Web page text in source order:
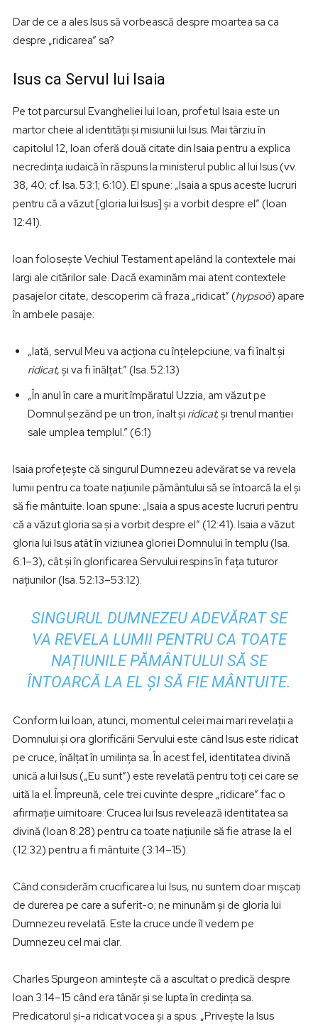
Dar de ce a ales Isus să vorbească despre moartea sa ca
despre „ridicarea” sa?
Isus ca Servul lui Isaia
Pe tot parcursul Evangheliei lui Ioan, profetul Isaia este un
martor cheie al identității și misiunii lui Isus. Mai târziu în
capitolul 12, Ioan oferă două citate din Isaia pentru a explica
necredința iudaică în răspuns la ministerul public al lui Isus (vv.
38, 40; cf. Isa. 53:1; 6:10). El spune: „Isaia a spus aceste lucruri
pentru că a văzut [gloria lui Isus] și a vorbit despre el” (Ioan
12:41).
Ioan folosește Vechiul Testament apelând la contextele mai
largi ale citărilor sale. Dacă examinăm mai atent contextele
pasajelor citate, descoperim că fraza „ridicat” (hypsoō) apare
în ambele pasaje:
„Iată, servul Meu va acționa cu înțelepciune; va fi înalt și
ridicat, și va fi înălțat.” (Isa. 52:13)
„În anul în care a murit împăratul Uzzia, am văzut pe
Domnul șezând pe un tron, înalt și ridicat; și trenul mantiei
sale umplea templul.” (6:1)
Isaia profețește că singurul Dumnezeu adevărat se va revela
lumii pentru ca toate națiunile pământului să se întoarcă la el și
să fie mântuite. Ioan spune: „Isaia a spus aceste lucruri pentru
că a văzut gloria sa și a vorbit despre el” (12:41). Isaia a văzut
gloria lui Isus atât în viziunea gloriei Domnului în templu (Isa.
6:1–3), cât și în glorificarea Servului respins în fața tuturor
națiunilor (Isa. 52:13–53:12).
SINGURUL DUMNEZEU ADEVĂRAT SE
VA REVELA LUMII PENTRU CA TOATE
NAȚIUNILE PĂMÂNTULUI SĂ SE
ÎNTOARCĂ LA EL ȘI SĂ FIE MÂNTUITE.
Conform lui Ioan, atunci, momentul celei mai mari revelații a
Domnului și ora glorificării Servului este când Isus este ridicat
pe cruce, înălțat în umilința sa. În acest fel, identitatea divină
unică a lui Isus („Eu sunt”) este revelată pentru toți cei care se
uită la el. Împreună, cele trei cuvinte despre „ridicare” fac o
afirmație uimitoare: Crucea lui Isus revelează identitatea sa
divină (Ioan 8:28) pentru ca toate națiunile să fie atrase la el
(12:32) pentru a fi mântuite (3:14–15).
Când considerăm crucificarea lui Isus, nu suntem doar mișcați
de durerea pe care a suferit-o; ne minunăm și de gloria lui
Dumnezeu revelată. Este la cruce unde îl vedem pe
Dumnezeu cel mai clar.
Charles Spurgeon amintește că a ascultat o predică despre
Ioan 3:14–15 când era tânăr și se lupta în credința sa.
Predicatorul și-a ridicat vocea și a spus: „Privește la Isus